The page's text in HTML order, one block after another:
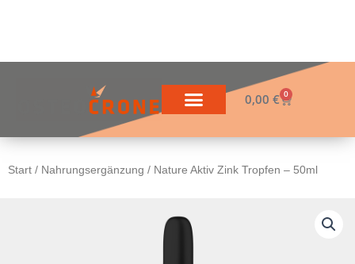
0,00€ 0
Warenkorb
Start / Nahrungsergänzung / Nature Aktiv Zink Tropfen – 50ml